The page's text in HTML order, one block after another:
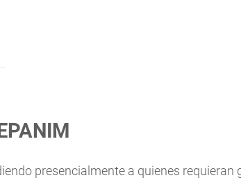
presencialmente a quienes requieran